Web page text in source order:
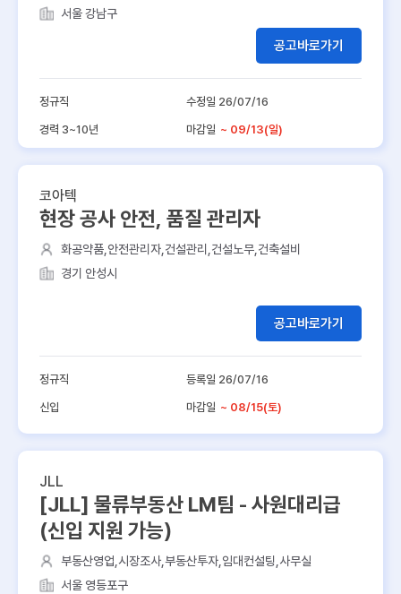
서울 강남구
공고바로가기
정규직 수정일 26/07/16
경력 3~10년 마감일 ~ 09/13(일)
코아텍
현장 공사 안전, 품질 관리자
화공약품,안전관리자,건설관리,건설노무,건축설비
경기 안성시
공고바로가기
정규직 등록일 26/07/16
신입 마감일 ~ 08/15(토)
JLL
[JLL] 물류부동산 LM팀 - 사원대리급
(신입 지원 가능)
부동산영업,시장조사,부동산투자,임대컨설팅,사무실
서울 영등포구